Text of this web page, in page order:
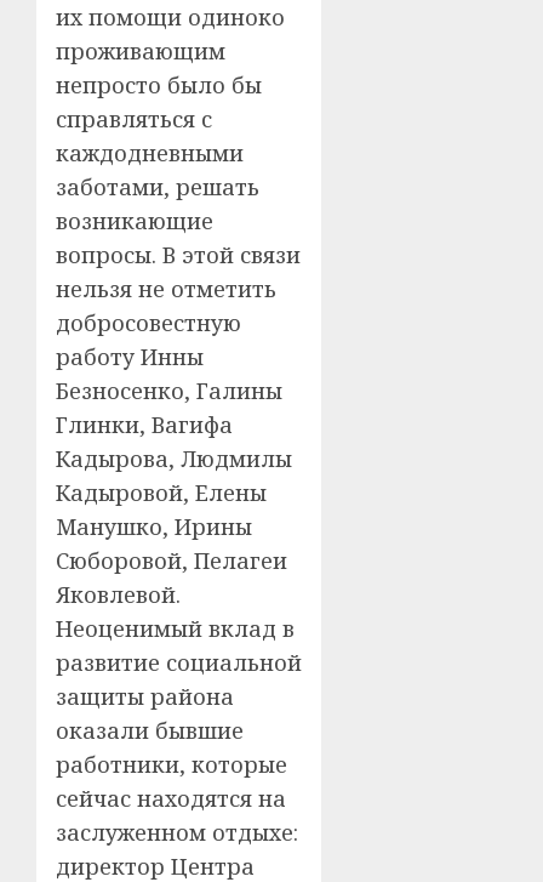
их помощи одиноко
проживающим
непросто было бы
справляться с
каждодневными
заботами, решать
возникающие
вопросы. В этой связи
нельзя не отметить
добросовестную
работу Инны
Безносенко, Галины
Глинки, Вагифа
Кадырова, Людмилы
Кадыровой, Елены
Манушко, Ирины
Сюборовой, Пелагеи
Яковлевой.
Неоценимый вклад в
развитие социальной
защиты района
оказали бывшие
работники, которые
сейчас находятся на
заслуженном отдыхе:
директор Центра